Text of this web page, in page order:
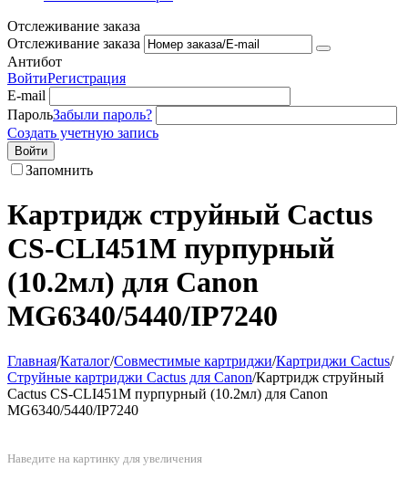
Отслеживание заказа
Отслеживание заказа
Антибот
ВойтиРегистрация
E-mail
ПарольЗабыли пароль?
Создать учетную запись
Войти
Запомнить
Картридж струйный Cactus
CS-CLI451M пурпурный
(10.2мл) для Canon
MG6340/5440/IP7240
Главная/Каталог/Совместимые картриджи/Картриджи Cactus/
Струйные картриджи Cactus для Canon/Картридж струйный
Cactus CS-CLI451M пурпурный (10.2мл) для Canon
MG6340/5440/IP7240
Наведите на картинку для увеличения